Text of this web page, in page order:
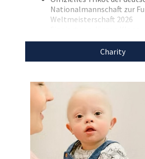
Nationalmannschaft zur
Weltmeisterschaft 2026
Farbe: Weiß
Wundertütennest.
Charity